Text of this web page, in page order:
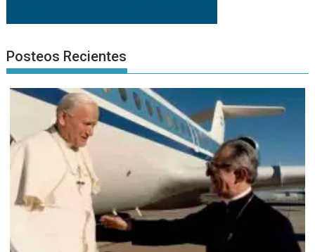
Posteos Recientes